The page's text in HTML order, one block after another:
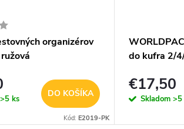
organizérov
>5 ks
DO KOŠÍKA
Kód: E2019-PK
do kufra 2/
€17,50
Skladom >5